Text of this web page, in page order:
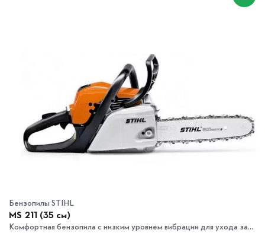
Бензопилы STIHL
MS 211 (35 см)
Комфортная бензопила с низким уровнем вибрации для ухода за...